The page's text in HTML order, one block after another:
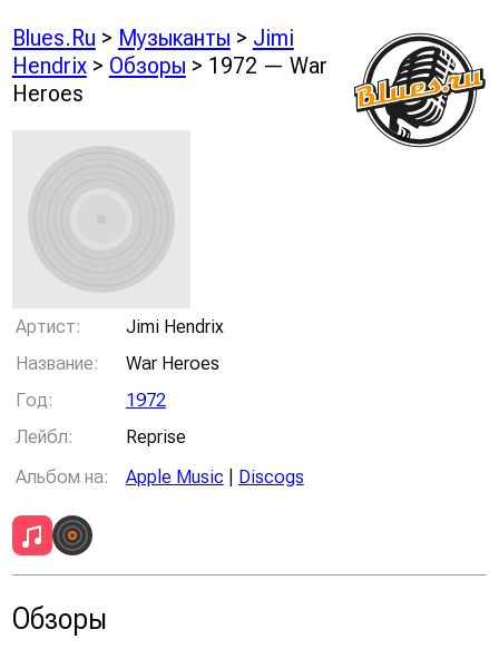
Blues.Ru > Музыканты > Jimi
Hendrix> Обзоры > 1972 — War
Heroes
Артист:
Jimi Hendrix
Название:
War Heroes
Год:
1972
Лейбл:
Reprise
Альбом на:
Apple Music Discogs
Обзоры